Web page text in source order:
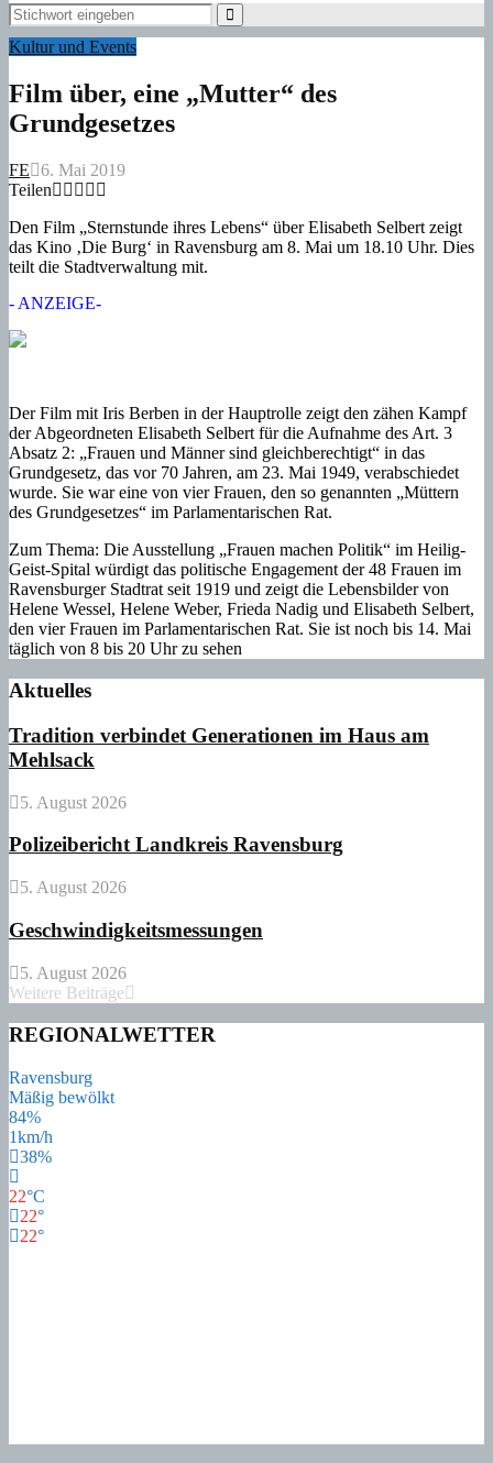
Search
for:
Search
Kultur und Events
Film über, eine „Mutter“ des
Grundgesetzes
FE
6. Mai 2019
Teilen
Den Film „Sternstunde ihres Lebens“ über Elisabeth Selbert zeigt
das Kino ‚Die Burg‘ in Ravensburg am 8. Mai um 18.10 Uhr. Dies
teilt die Stadtverwaltung mit.
- ANZEIGE-
Der Film mit Iris Berben in der Hauptrolle zeigt den zähen Kampf
der Abgeordneten Elisabeth Selbert für die Aufnahme des Art. 3
Absatz 2: „Frauen und Männer sind gleichberechtigt“ in das
Grundgesetz, das vor 70 Jahren, am 23. Mai 1949, verabschiedet
wurde. Sie war eine von vier Frauen, den so genannten „Müttern
des Grundgesetzes“ im Parlamentarischen Rat.
Zum Thema: Die Ausstellung „Frauen machen Politik“ im Heilig-
Geist-Spital würdigt das politische Engagement der 48 Frauen im
Ravensburger Stadtrat seit 1919 und zeigt die Lebensbilder von
Helene Wessel, Helene Weber, Frieda Nadig und Elisabeth Selbert,
den vier Frauen im Parlamentarischen Rat. Sie ist noch bis 14. Mai
täglich von 8 bis 20 Uhr zu sehen
Aktuelles
Tradition verbindet Generationen im Haus am
Mehlsack
5. August 2026
Polizeibericht Landkreis Ravensburg
5. August 2026
Geschwindigkeitsmessungen
5. August 2026
Weitere Beiträge
REGIONALWETTER
Ravensburg
Mäßig bewölkt
84%
1km/h
38%
22°C
22°
22°